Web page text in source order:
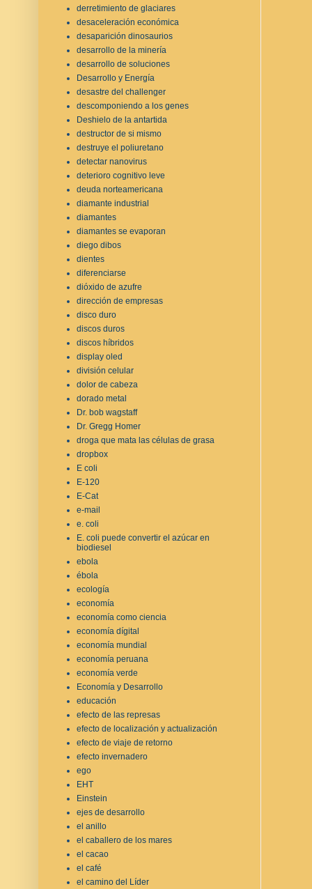
derretimiento de glaciares
desaceleración económica
desaparición dinosaurios
desarrollo de la minería
desarrollo de soluciones
Desarrollo y Energía
desastre del challenger
descomponiendo a los genes
Deshielo de la antartida
destructor de si mismo
destruye el poliuretano
detectar nanovirus
deterioro cognitivo leve
deuda norteamericana
diamante industrial
diamantes
diamantes se evaporan
diego dibos
dientes
diferenciarse
dióxido de azufre
dirección de empresas
disco duro
discos duros
discos híbridos
display oled
división celular
dolor de cabeza
dorado metal
Dr. bob wagstaff
Dr. Gregg Homer
droga que mata las células de grasa
dropbox
E coli
E-120
E-Cat
e-mail
e. coli
E. coli puede convertir el azúcar en
biodiesel
ebola
ébola
ecología
economía
economía como ciencia
economía dígital
economía mundial
economía peruana
economía verde
Economía y Desarrollo
educación
efecto de las represas
efecto de localización y actualización
efecto de viaje de retorno
efecto invernadero
ego
EHT
Einstein
ejes de desarrollo
el anillo
el caballero de los mares
el cacao
el café
el camino del Líder